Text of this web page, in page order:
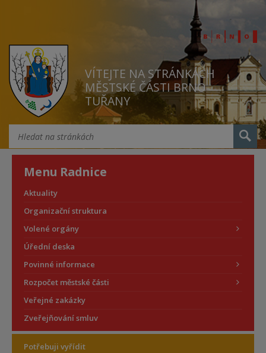
VÍTEJTE NA STRÁNKÁCH
MĚSTSKÉ ČÁSTI BRNO
TUŘANY
Menu Radnice
Aktuality
Organizační struktura
Volené orgány
Úřední deska
Povinné informace
Rozpočet městské části
Veřejné zakázky
Zveřejňování smluv
Potřebuji vyřídit